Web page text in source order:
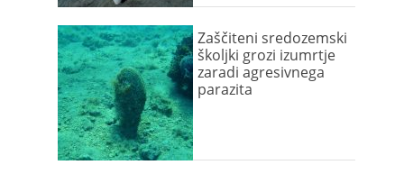
Zaščiteni sredozemski
školjki grozi izumrtje
zaradi agresivnega
parazita